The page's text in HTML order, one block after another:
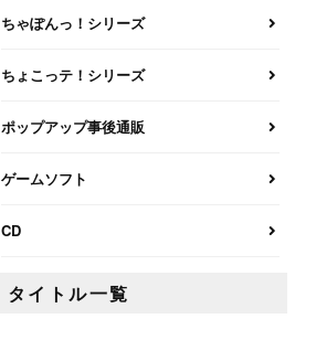
ちゃぽんっ！シリーズ
ちょこっテ！シリーズ
ポップアップ事後通販
ゲームソフト
CD
タイトル一覧